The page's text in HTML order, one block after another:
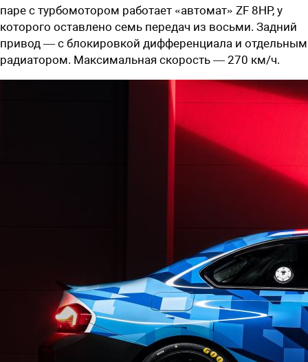
паре с турбомотором работает «автомат» ZF 8HP, у
которого оставлено семь передач из восьми. Задний
привод — с блокировкой дифференциала и отдельным
радиатором. Максимальная скорость — 270 км/ч.